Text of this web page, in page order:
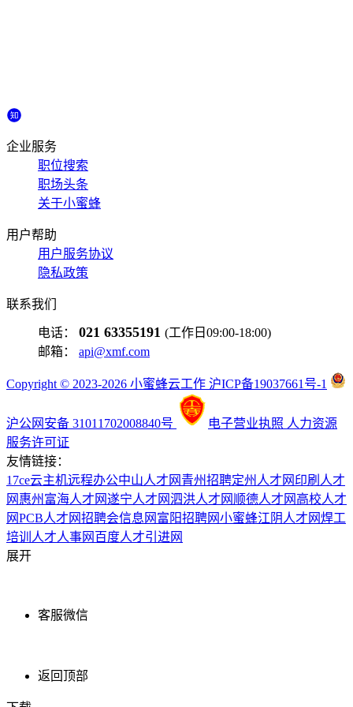
企业服务
职位搜索
职场头条
关于小蜜蜂
用户帮助
用户服务协议
隐私政策
联系我们
电话： 021 63355191 (工作日09:00-18:00)
邮箱： api@xmf.com
Copyright © 2023-2026 小蜜蜂云工作 沪ICP备19037661号-1
沪公网安备 31011702008840号 电子营业执照 人力资源
服务许可证
友情链接：
17ce云主机远程办公中山人才网 青州招聘定州人才网 印刷人才
网 惠州富海人才网遂宁人才网泗洪人才网 顺德人才网 高校人才
网PCB人才网招聘会信息网 富阳招聘网小蜜蜂江阴人才网焊工
培训 人才人事网 百度人才引进网
展开
客服微信
返回顶部